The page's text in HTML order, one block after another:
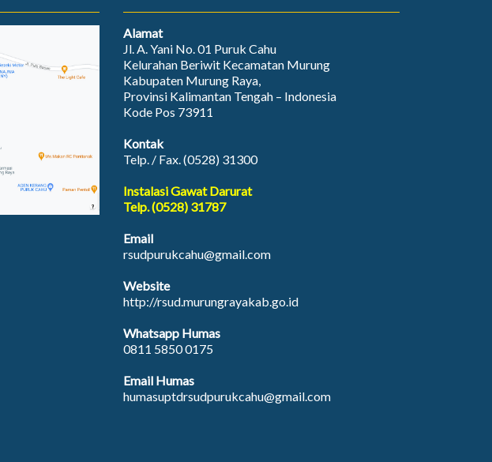
Alamat
Jl. A. Yani No. 01 Puruk Cahu
Kelurahan Beriwit Kecamatan Murung
Kabupaten Murung Raya,
Provinsi Kalimantan Tengah – Indonesia
Kode Pos 73911
Kontak
Telp. / Fax. (0528) 31300
Instalasi Gawat Darurat
Telp. (0528) 31787
Email
rsudpurukcahu@gmail.com
Website
http://rsud.murungrayakab.go.id
Whatsapp Humas
0811 5850 0175
Email Humas
humasuptdrsudpurukcahu@gmail.com